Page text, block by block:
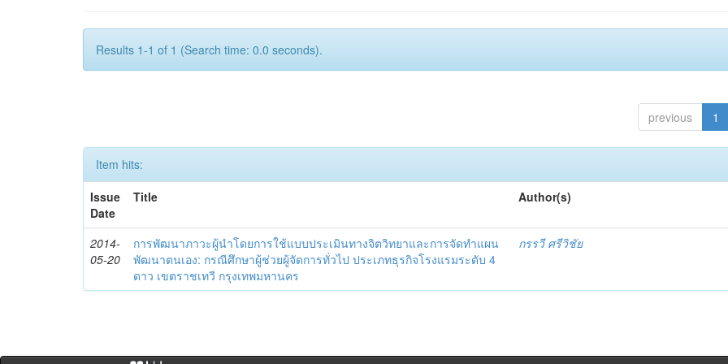
Results 1-1 of 1 (Search time: 0.0 seconds).
previous 1
Item hits:
Issue
Date
Title Author(s)
2014-
05-20
การพัฒนาภาวะผู้นำโดยการใช้แบบประเมินทางจิตวิทยาและการจัดทำแผน
พัฒนาตนเอง: กรณีศึกษาผู้ช่วยผู้จัดการทั่วไป ประเภทธุรกิจโรงแรมระดับ 4
ดาว เขตราชเทวี กรุงเทพมหานคร
กรรวี ศรีวิชัย